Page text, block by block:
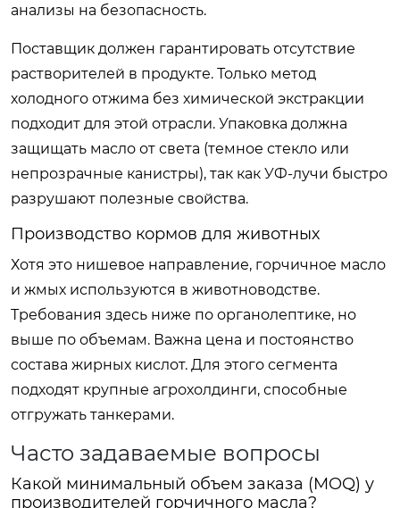
анализы на безопасность.
Поставщик должен гарантировать отсутствие
растворителей в продукте. Только метод
холодного отжима без химической экстракции
подходит для этой отрасли. Упаковка должна
защищать масло от света (темное стекло или
непрозрачные канистры), так как УФ-лучи быстро
разрушают полезные свойства.
Производство кормов для животных
Хотя это нишевое направление, горчичное масло
и жмых используются в животноводстве.
Требования здесь ниже по органолептике, но
выше по объемам. Важна цена и постоянство
состава жирных кислот. Для этого сегмента
подходят крупные агрохолдинги, способные
отгружать танкерами.
Часто задаваемые вопросы
Какой минимальный объем заказа (MOQ) у
производителей горчичного масла?